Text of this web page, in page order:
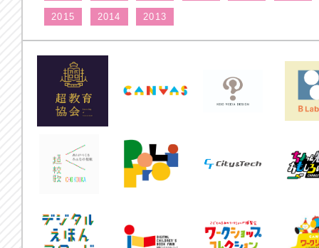
2015 2014 2013